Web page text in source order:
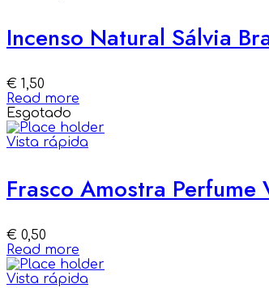
Incenso Natural Sálvia
€ 1,50
Read more
Esgotado
Vista rápida
Frasco Amostra
€ 0,50
Read more
Vista rápida